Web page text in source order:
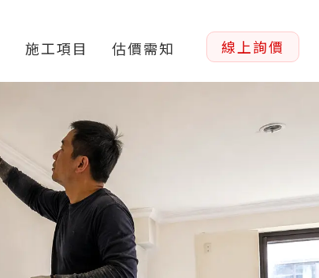
施工項目 估價需知 線上詢價